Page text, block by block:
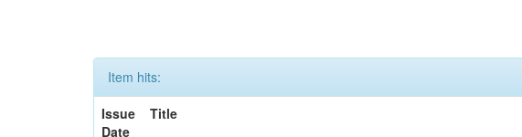
Item hits:
Issue
Date
Title